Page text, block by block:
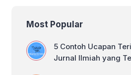
buku yang
terbaik untuk
Jenis Buku […]
Most Popular
5 Contoh Ucapan
Jurnal Ilmiah yang